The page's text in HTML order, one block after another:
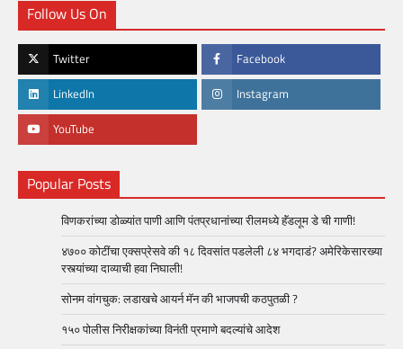
Follow Us On
Twitter Facebook
LinkedIn Instagram
YouTube
Popular Posts
विणकरांच्या डोळ्यांत पाणी आणि पंतप्रधानांच्या रीलमध्ये हॅंडलूम डे ची गाणी!
४७०० कोटींचा एक्सप्रेसवे की १८ दिवसांत पडलेली ८४ भगदाडं? अमेरिकेसारख्या
रस्त्यांच्या दाव्याची हवा निघाली!
सोनम वांगचुक: लडाखचे आयर्न मॅन की भाजपची कठपुतळी ?
१५० पोलीस निरीक्षकांच्या विनंती प्रमाणे बदल्यांचे आदेश